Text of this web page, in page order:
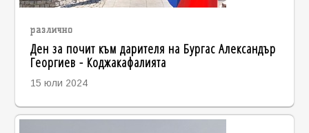
различно
Ден за почит към дарителя на Бургас Александър
Георгиев - Коджакафалията
15 юли 2024